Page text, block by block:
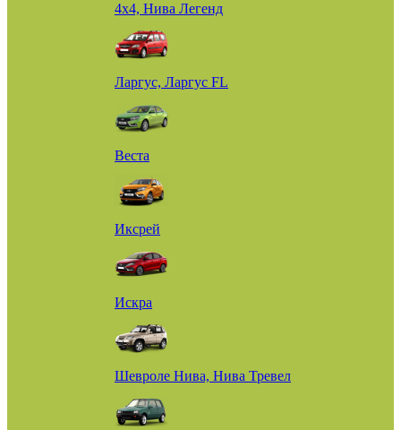
4х4, Нива Легенд
Ларгус, Ларгус FL
Веста
Иксрей
Искра
Шевроле Нива, Нива Тревел